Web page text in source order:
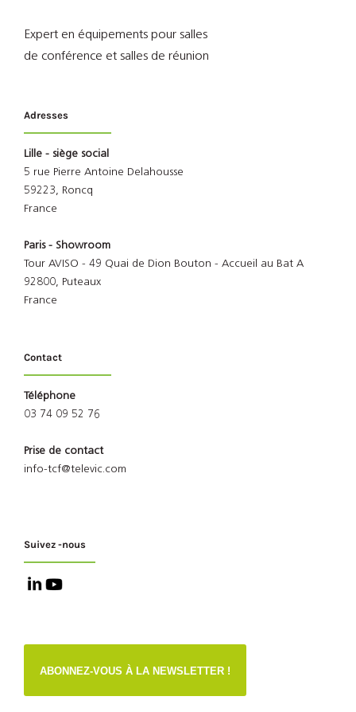
Expert en équipements pour salles
de conférence et salles de réunion
Adresses
Lille - siège social
5 rue Pierre Antoine Delahousse
59223, Roncq
France
Paris - Showroom
Tour AVISO - 49 Quai de Dion Bouton - Accueil au Bat A
92800, Puteaux
France
Contact
Téléphone
03 74 09 52 76
Prise de contact
info-tcf@televic.com
Suivez -nous
ABONNEZ-VOUS À LA NEWSLETTER !